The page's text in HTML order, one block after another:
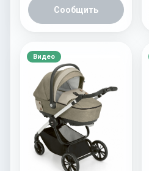
Сообщить
Видео